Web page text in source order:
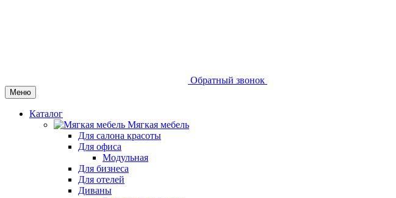
Обратный звонок
Меню
Каталог
Мягкая мебель
Для салона красоты
Для офиса
Модульная
Для бизнеса
Для отелей
Диваны